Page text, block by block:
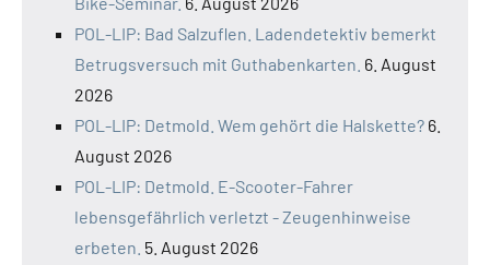
POL-LIP: Bad Salzuflen. Ladendetektiv bemerkt
Betrugsversuch mit Guthabenkarten. 6. August
2026
POL-LIP: Detmold. Wem gehört die Halskette? 6.
August 2026
POL-LIP: Detmold. E-Scooter-Fahrer
lebensgefährlich verletzt - Zeugenhinweise
erbeten. 5. August 2026